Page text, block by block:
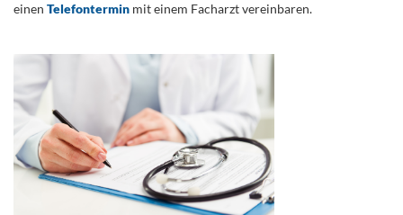
einen Telefontermin mit einem Facharzt vereinbaren.